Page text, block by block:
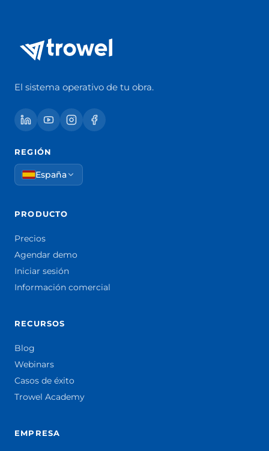
El sistema operativo de tu obra.
REGIÓN
España
PRODUCTO
Precios
Agendar demo
Iniciar sesión
Información comercial
RECURSOS
Blog
Webinars
Casos de éxito
Trowel Academy
EMPRESA